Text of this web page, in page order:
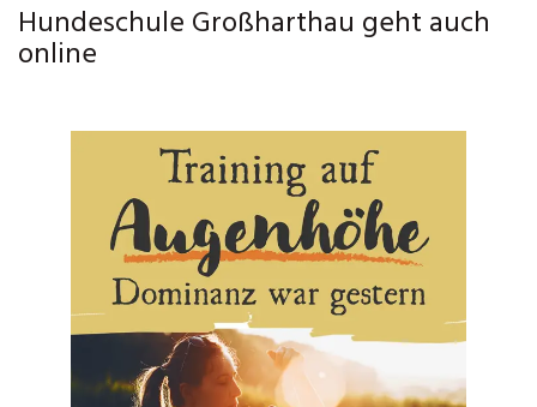
Hundeschule Großharthau geht auch
online